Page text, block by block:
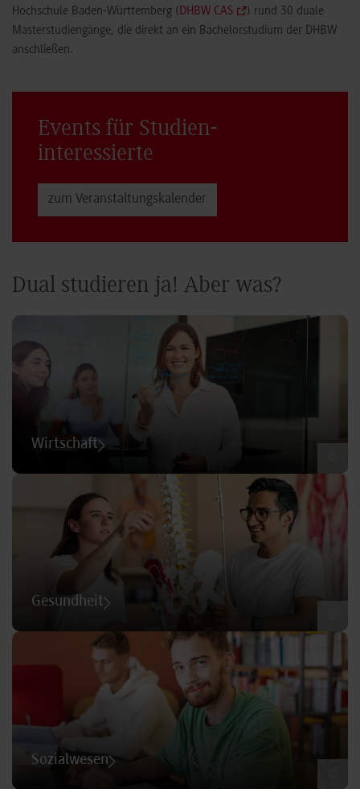
Hochschule Baden-Württemberg (DHBW CAS
) rund 30 duale
Masterstudiengänge, die direkt an ein Bachelorstudium der DHBW
anschließen.
Events für Studien­
interessierte
zum Veranstaltungs­kalender
Dual studieren ja! Aber was?
Wirtschaft
Gesundheit
Sozialwesen